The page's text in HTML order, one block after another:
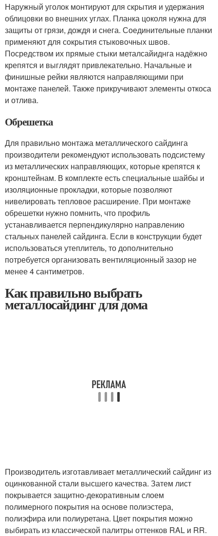
Наружный уголок монтируют для скрытия и удержания
облицовки во внешних углах. Планка цоколя нужна для
защиты от грязи, дождя и снега. Соединительные планки
применяют для сокрытия стыковочных швов.
Посредством их прямые стыки металсайиднга надёжно
крепятся и выглядят привлекательно. Начальные и
финишные рейки являются направляющими при
монтаже панелей. Также прикручивают элементы откоса
и отлива.
Обрешетка
Для правильно монтажа металлического сайдинга
производители рекомендуют использовать подсистему
из металлических направляющих, которые крепятся к
кронштейнам. В комплекте есть специальные шайбы и
изоляционные прокладки, которые позволяют
нивелировать тепловое расширение. При монтаже
обрешетки нужно помнить, что профиль
устанавливается перпендикулярно направлению
стальных панелей сайдинга. Если в конструкции будет
использоваться утеплитель, то дополнительно
потребуется организовать вентиляционный зазор не
менее 4 сантиметров.
Как правильно выбрать
металлосайдинг для дома
Производитель изготавливает металлический сайдинг из
оцинкованной стали высшего качества. Затем лист
покрывается защитно-декоративным слоем
полимерного покрытия на основе полиэстера,
полиэфира или полиуретана. Цвет покрытия можно
выбирать из классической палитры оттенков RAL и RR.